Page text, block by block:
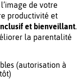
de votre
productivité et
et bienveillant.
la parentalité
(autorisation à